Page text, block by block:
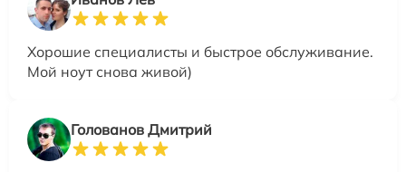
Хорошие специалисты и быстрое обслуживание.
Мой ноут снова живой)
Голованов Дмитрий